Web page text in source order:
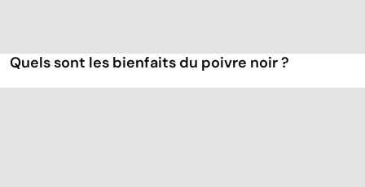
Quels sont les bienfaits du poivre noir ?